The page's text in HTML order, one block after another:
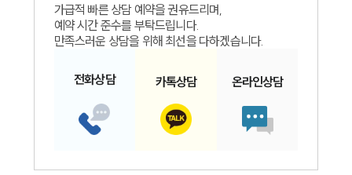
가급적 빠른 상담 예약을 권유드리며,
예약 시간 준수를 부탁드립니다.
만족스러운 상담을 위해 최선을 다하겠습니다.
전화상담 카톡상담 온라인상담